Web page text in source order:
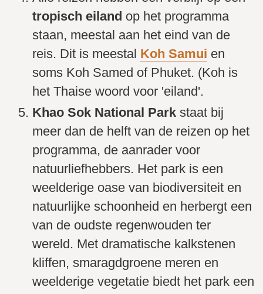
tropisch eiland op het programma
staan, meestal aan het eind van de
reis. Dit is meestal Koh Samui en
soms Koh Samed of Phuket. (Koh is
het Thaise woord voor 'eiland'.
Khao Sok National Park staat bij
meer dan de helft van de reizen op het
programma, de aanrader voor
natuurliefhebbers. Het park is een
weelderige oase van biodiversiteit en
natuurlijke schoonheid en herbergt een
van de oudste regenwouden ter
wereld. Met dramatische kalkstenen
kliffen, smaragdgroene meren en
weelderige vegetatie biedt het park een